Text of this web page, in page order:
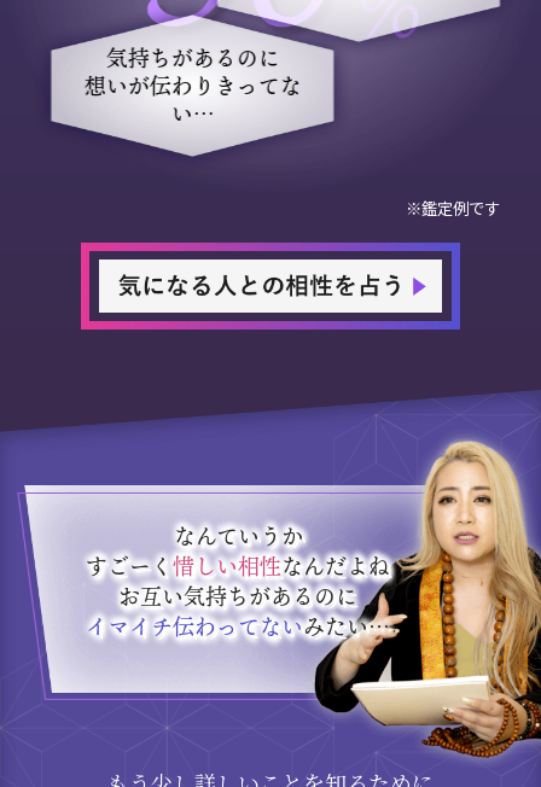
気持ちがあるのに
想いが伝わりきってな
い…
※鑑定例です
なんていうか
すごーく惜しい相性なんだよね
お互い気持ちがあるのに
イマイチ伝わってないみたい…